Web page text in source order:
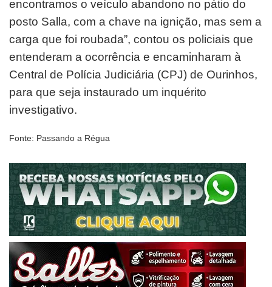
encontramos o veículo abandono no pátio do
posto Salla, com a chave na ignição, mas sem a
carga que foi roubada”, contou os policiais que
entenderam a ocorrência e encaminharam à
Central de Polícia Judiciária (CPJ) de Ourinhos,
para que seja instaurado um inquérito
investigativo.
Fonte: Passando a Régua